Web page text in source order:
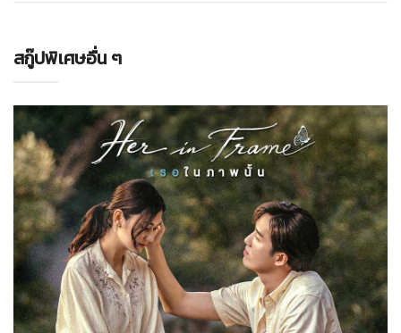
สกู๊ปพิเศษอื่น ๆ